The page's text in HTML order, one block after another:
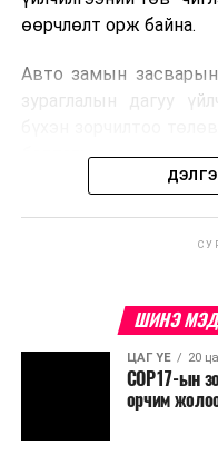
боловсруулах
Ийнхүү лаг хатаах,
улсад өргөн ашиглаж
өөрчлөлт орж байна.
Авто замын засварын
зураглалын дагуу
бодлогын газраас
ШИНЭ
ЦАГ ҮЕ 20
COP17-ын
орчим